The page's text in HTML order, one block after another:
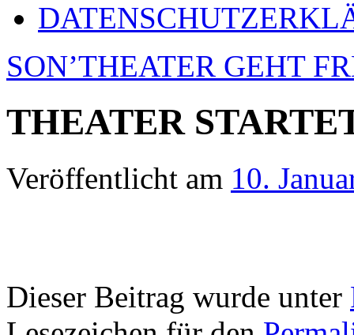
SON’THEATER GEHT
THEATER
Veröffentlicht am 10.
Dieser Beitrag wurde unter